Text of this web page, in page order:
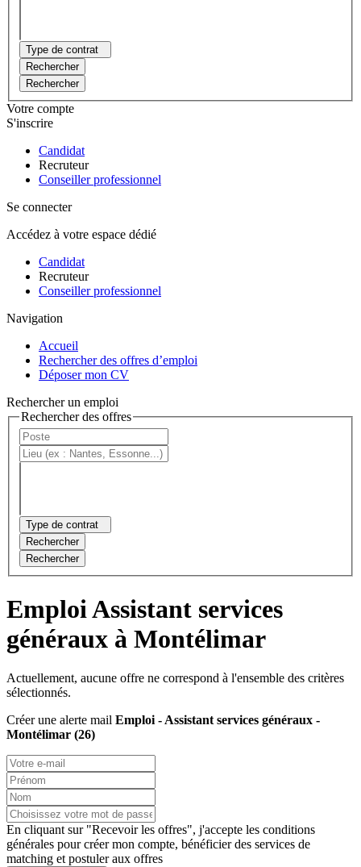
Type de contrat
Rechercher
Rechercher
Votre compte
S'inscrire
Candidat
Recruteur
Conseiller professionnel
Se connecter
Accédez à votre espace dédié
Candidat
Recruteur
Conseiller professionnel
Navigation
Accueil
Rechercher des offres d’emploi
Déposer mon CV
Rechercher un emploi
Rechercher des offres
Type de contrat
Rechercher
Rechercher
Emploi Assistant services
généraux à Montélimar
Actuellement, aucune offre ne correspond à l'ensemble des critères
sélectionnés.
Créer une alerte mail Emploi - Assistant services généraux -
Montélimar (26)
En cliquant sur "Recevoir les offres", j'accepte les conditions
générales pour créer mon compte, bénéficier des services de
matching et postuler aux offres